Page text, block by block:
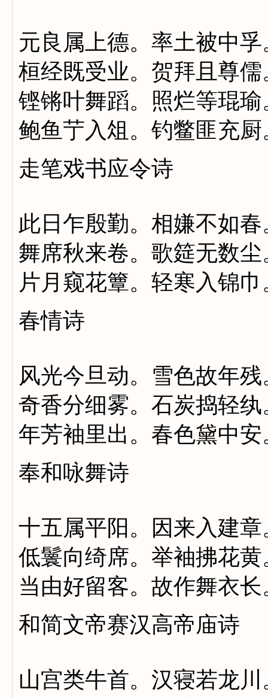
元良属上德。率土被中
桓经既受业。贺拜且尊
铿锵叶舞蹈。照烂等琨
鲍鱼艼入俎。钓鳖匪充
走笔戏书应令诗
此日乍殷勤。相嫌不如
舞席秋来卷。歌筵无数
片月窥花簟。轻寒入锦
春情诗
风光今旦动。雪色故年
奇香分细雾。石炭捣轻
年芳袖里出。春色黛中
奉和咏舞诗
十五属平阳。因来入建
低鬟向绮席。举袖拂花
当由好留客。故作舞衣
和简文帝赛汉高帝庙诗
山宫类牛首。汉寝若龙